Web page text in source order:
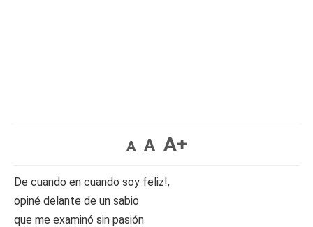
A A A+
De cuando en cuando soy feliz!,
opiné delante de un sabio
que me examinó sin pasión